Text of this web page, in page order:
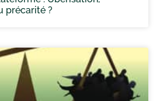
précarité ?